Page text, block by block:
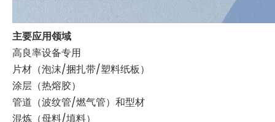
主要应用领域
高良率设备专用
片材（泡沫/捆扎带/塑料纸板）
涂层（热熔胶）
管道（波纹管/燃气管）和型材
混炼（母料/填料）